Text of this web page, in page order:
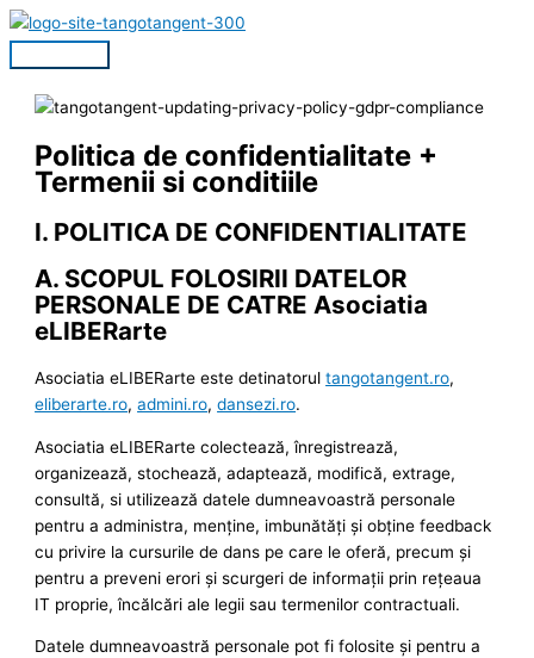
Skip
to
contentMain
Politica de confidentialitate +
Termenii si conditiile
I. POLITICA DE CONFIDENTIALITATE
A. SCOPUL FOLOSIRII DATELOR
PERSONALE DE CATRE Asociatia
eLIBERarte
Asociatia eLIBERarte este detinatorultangotangent.ro,
eliberarte.ro,admini.ro,dansezi.ro.
Asociatia eLIBERarte colectează, înregistrează,
organizează, stochează, adaptează, modifică, extrage,
consultă, si utilizează datele dumneavoastră personale
pentru a administra, menţine, imbunătăţi şi obţine feedback
cu privire la cursurile de dans pe care le oferă, precum şi
pentru a preveni erori şi scurgeri de informaţii prin reţeaua
IT proprie, încălcări ale legii sau termenilor contractuali.
Datele dumneavoastră personale pot fi folosite şi pentru a